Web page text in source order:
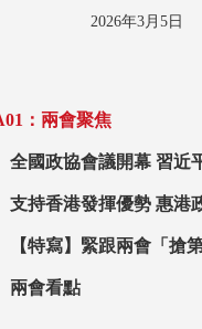
2026年3月5日
：兩會聚焦
全國政協會議開幕 習近平等黨和國家領導人到賀 王滬寧作
支持香港
兩會看點